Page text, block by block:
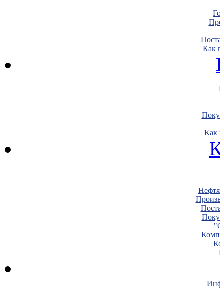
Как
Как